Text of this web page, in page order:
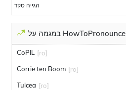
הגייה סקר
במגמה על HowToPronounce
CoPIL [ro]
Corrie ten Boom [ro]
Tulcea [ro]